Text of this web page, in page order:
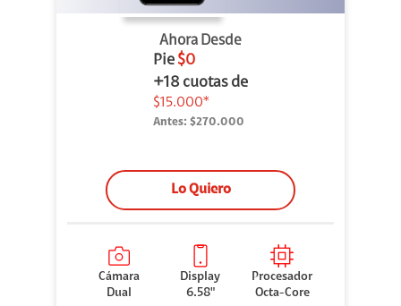
Ahora Desde
Pie $0
+18 cuotas de
$15.000*
Antes: $270.000
Lo Quiero
Cámara
Dual
Display
6.58"
Procesador
Octa-Core